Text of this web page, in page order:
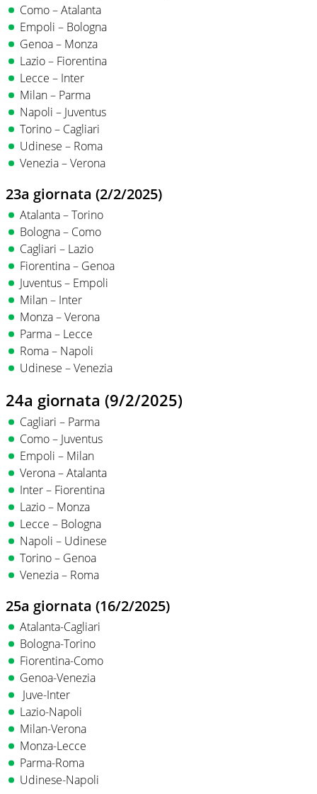
Como – Atalanta
Empoli – Bologna
Genoa – Monza
Lazio – Fiorentina
Lecce – Inter
Milan – Parma
Napoli – Juventus
Torino – Cagliari
Udinese – Roma
Venezia – Verona
23a giornata (2/2/2025)
Atalanta – Torino
Bologna – Como
Cagliari – Lazio
Fiorentina – Genoa
Juventus – Empoli
Milan – Inter
Monza – Verona
Parma – Lecce
Roma – Napoli
Udinese – Venezia
24a giornata (9/2/2025)
Cagliari – Parma
Como – Juventus
Empoli – Milan
Verona – Atalanta
Inter – Fiorentina
Lazio – Monza
Lecce – Bologna
Napoli – Udinese
Torino – Genoa
Venezia – Roma
25a giornata (16/2/2025)
Atalanta-Cagliari
Bologna-Torino
Fiorentina-Como
Genoa-Venezia
Juve-Inter
Lazio-Napoli
Milan-Verona
Monza-Lecce
Parma-Roma
Udinese-Napoli